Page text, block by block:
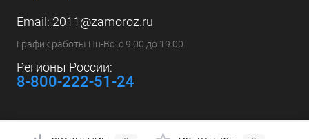
Email: 2011@zamoroz.ru
График работы Пн-Вс: с 9:00 до 19:00
Регионы России:
8-800-222-51-24